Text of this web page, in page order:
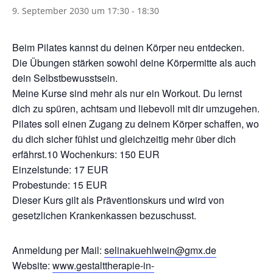
9. September 2030 um 17:30 - 18:30
Beim Pilates kannst du deinen Körper neu entdecken.
Die Übungen stärken sowohl deine Körpermitte als auch
dein Selbstbewusstsein.
Meine Kurse sind mehr als nur ein Workout. Du lernst
dich zu spüren, achtsam und liebevoll mit dir umzugehen.
Pilates soll einen Zugang zu deinem Körper schaffen, wo
du dich sicher fühlst und gleichzeitig mehr über dich
erfährst.10 Wochenkurs: 150 EUR
Einzelstunde: 17 EUR
Probestunde: 15 EUR
Dieser Kurs gilt als Präventionskurs und wird von
gesetzlichen Krankenkassen bezuschusst.
Anmeldung per Mail: selinakuehlwein@gmx.de
Website: www.gestalttherapie-in-